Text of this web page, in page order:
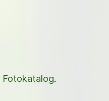
Fotokatalog.